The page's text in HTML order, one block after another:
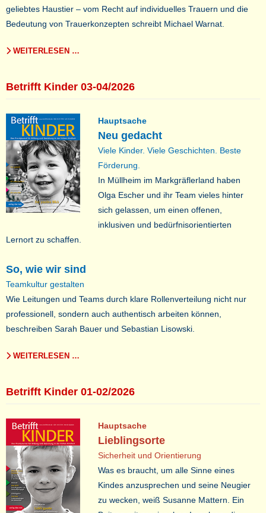
geliebtes Haustier – vom Recht auf individuelles Trauern und die
Bedeutung von Trauerkonzepten schreibt Michael Warnat.
WEITERLESEN …
Betrifft Kinder 03-04/2026
Hauptsache
Neu gedacht
Viele Kinder. Viele Geschichten. Beste
Förderung.
In Müllheim im Markgräflerland haben
Olga Escher und ihr Team vieles hinter
sich gelassen, um einen offenen,
inklusiven und bedürfnisorientierten
Lernort zu schaffen.
So, wie wir sind
Teamkultur gestalten
Wie Leitungen und Teams durch klare Rollenverteilung nicht nur
professionell, sondern auch authentisch arbeiten können,
beschreiben Sarah Bauer und Sebastian Lisowski.
WEITERLESEN …
Betrifft Kinder 01-02/2026
Hauptsache
Lieblingsorte
Sicherheit und Orientierung
Was es braucht, um alle Sinne eines
Kindes anzusprechen und seine Neugier
zu wecken, weiß Susanne Mattern. Ein